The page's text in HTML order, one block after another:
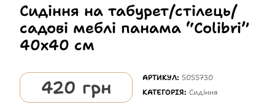
Сидіння на табурет/стілець/
садові меблі панама “Colibri”
40х40 см
420 грн АРТИКУЛ: 5055730
КАТЕГОРІЯ:Сидіння